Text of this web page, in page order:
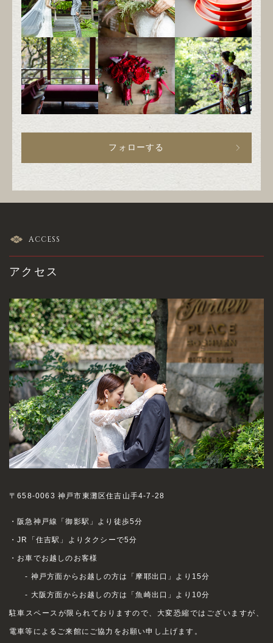
フォローする
ACCESS
アクセス
〒658-0063 神戸市東灘区住吉山手4-7-28
・阪急神戸線「御影駅」より徒歩5分
・JR「住吉駅」よりタクシーで5分
・お車でお越しのお客様
- 神戸方面からお越しの方は「摩耶出口」より15分
- 大阪方面からお越しの方は「魚崎出口」より10分
駐車スペースが限られておりますので、大変恐縮ではございますが、
電車等によるご来館にご協力をお願い申し上げます。